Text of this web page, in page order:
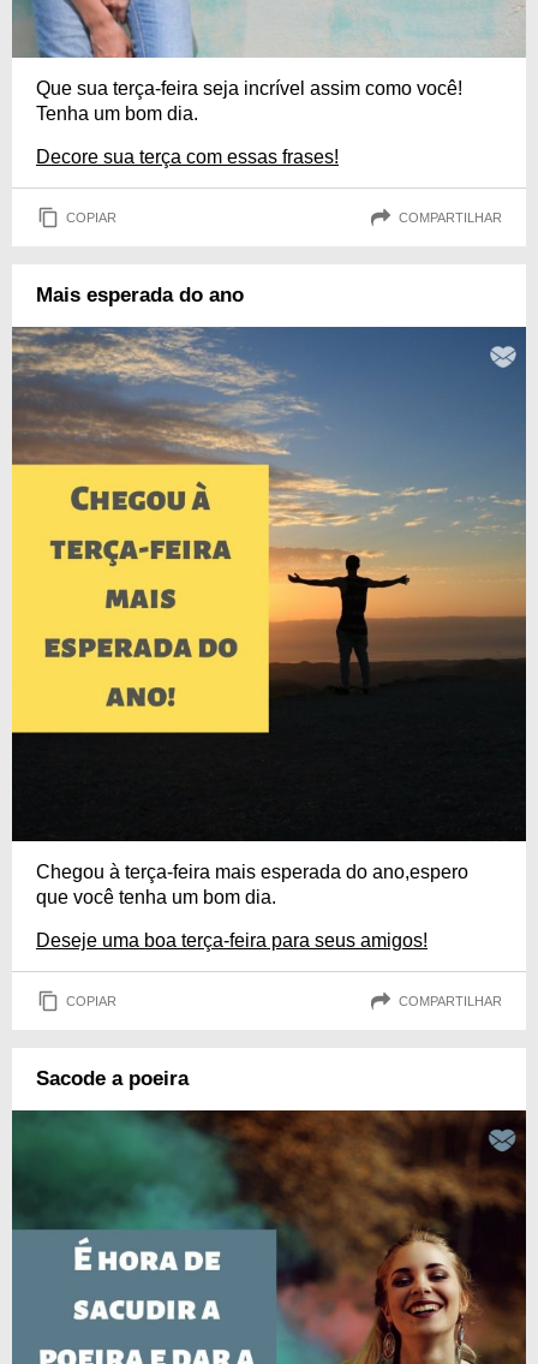
Que sua terça-feira seja incrível assim como você!
Tenha um bom dia.
Decore sua terça com essas frases!
COPIAR COMPARTILHAR
Mais esperada do ano
Chegou à terça-feira mais esperada do ano,espero
que você tenha um bom dia.
Deseje uma boa terça-feira para seus amigos!
COPIAR COMPARTILHAR
Sacode a poeira